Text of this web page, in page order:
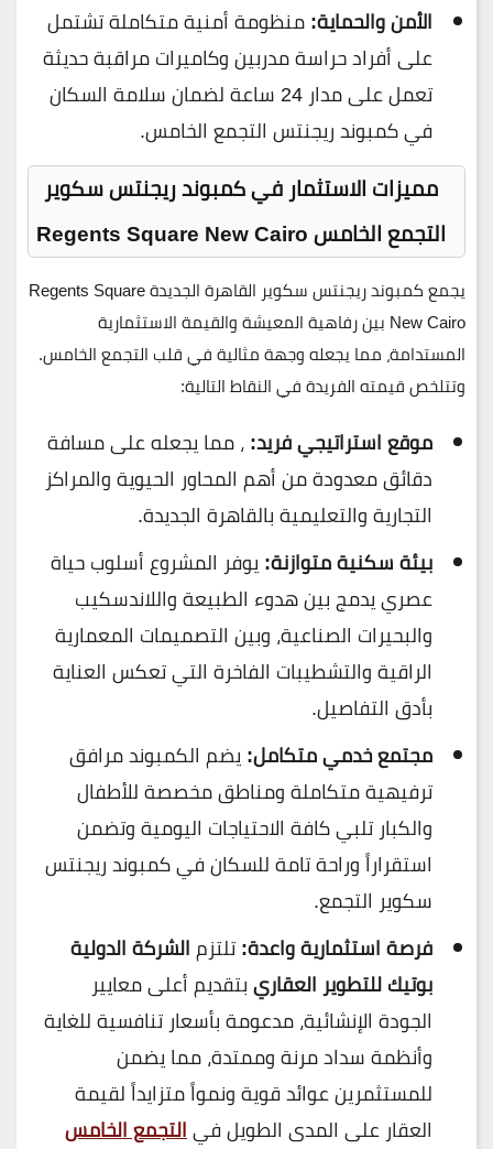
الأمن والحماية:منظومة أمنية متكاملة تشتمل
على أفراد حراسة مدربين وكاميرات مراقبة حديثة
تعمل على مدار 24 ساعة لضمان سلامة السكان
في كمبوند ريجنتس التجمع الخامس.
مميزات الاستثمار في كمبوند ريجنتس سكوير
التجمع الخامس Regents Square New Cairo
يجمع
كمبوند ريجنتس سكوير القاهرة الجديدة Regents Square
New Cairo بين رفاهية المعيشة والقيمة الاستثمارية
المستدامة، مما يجعله وجهة مثالية في قلب التجمع الخامس.
وتتلخص قيمته الفريدة في النقاط التالية:
موقع استراتيجي فريد:، مما يجعله على مسافة
دقائق معدودة من أهم المحاور الحيوية والمراكز
التجارية والتعليمية بالقاهرة الجديدة.
بيئة سكنية متوازنة:يوفر المشروع أسلوب حياة
عصري يدمج بين هدوء الطبيعة واللاندسكيب
والبحيرات الصناعية، وبين التصميمات المعمارية
الراقية والتشطيبات الفاخرة التي تعكس العناية
بأدق التفاصيل.
مجتمع خدمي متكامل:يضم الكمبوند مرافق
ترفيهية متكاملة ومناطق مخصصة للأطفال
والكبار تلبي كافة الاحتياجات اليومية وتضمن
استقراراً وراحة تامة للسكان في كمبوند ريجنتس
سكوير التجمع.
فرصة استثمارية واعدة:تلتزمالشركة الدولية
بوتيك للتطوير العقاريبتقديم أعلى معايير
الجودة الإنشائية، مدعومة بأسعار تنافسية للغاية
وأنظمة سداد مرنة وممتدة، مما يضمن
للمستثمرين عوائد قوية ونمواً متزايداً لقيمة
العقار على المدى الطويل فيالتجمع الخامس